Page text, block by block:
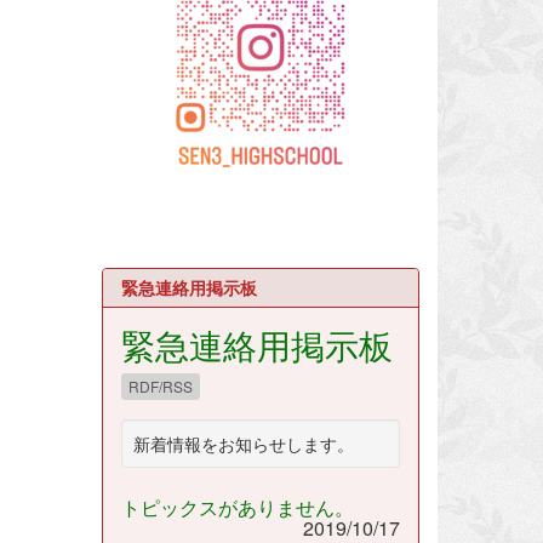
緊急連絡用掲示板
緊急連絡用掲示板
RDF/RSS
新着情報をお知らせします。
トピックスがありません。
2019/10/17